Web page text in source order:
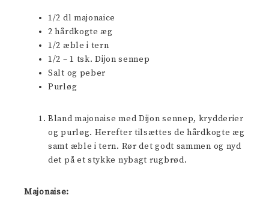
1/2 dl majonaice
2 hårdkogte æg
1/2 æble i tern
1/2 – 1 tsk. Dijon sennep
Salt og peber
Purløg
Bland majonaise med Dijon sennep, krydderier
og purløg. Herefter tilsættes de hårdkogte æg
samt æble i tern. Rør det godt sammen og nyd
det på et stykke nybagt rugbrød.
Majonaise: